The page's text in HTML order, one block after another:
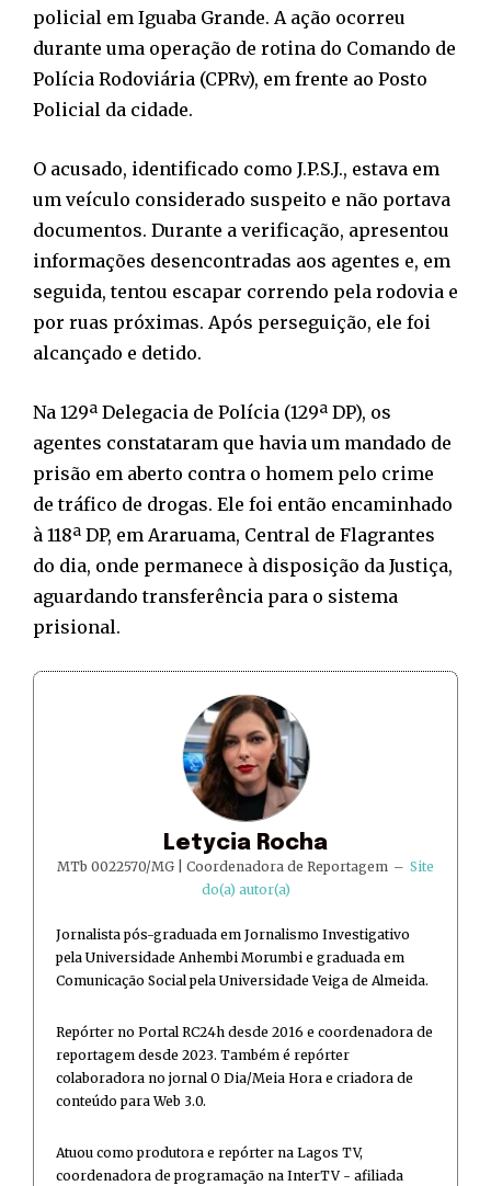
policial em Iguaba Grande. A ação ocorreu
durante uma operação de rotina do Comando de
Polícia Rodoviária (CPRv), em frente ao Posto
Policial da cidade.
O acusado, identificado como J.P.S.J., estava em
um veículo considerado suspeito e não portava
documentos. Durante a verificação, apresentou
informações desencontradas aos agentes e, em
seguida, tentou escapar correndo pela rodovia e
por ruas próximas. Após perseguição, ele foi
alcançado e detido.
Na 129ª Delegacia de Polícia (129ª DP), os
agentes constataram que havia um mandado de
prisão em aberto contra o homem pelo crime
de tráfico de drogas. Ele foi então encaminhado
à 118ª DP, em Araruama, Central de Flagrantes
do dia, onde permanece à disposição da Justiça,
aguardando transferência para o sistema
prisional.
Letycia Rocha
MTb 0022570/MG | Coordenadora de Reportagem – Site
do(a) autor(a)
Jornalista pós-graduada em Jornalismo Investigativo
pela Universidade Anhembi Morumbi e graduada em
Comunicação Social pela Universidade Veiga de Almeida.
Repórter no Portal RC24h desde 2016 e coordenadora de
reportagem desde 2023. Também é repórter
colaboradora no jornal O Dia/Meia Hora e criadora de
conteúdo para Web 3.0.
Atuou como produtora e repórter na Lagos TV,
coordenadora de programação na InterTV - afiliada